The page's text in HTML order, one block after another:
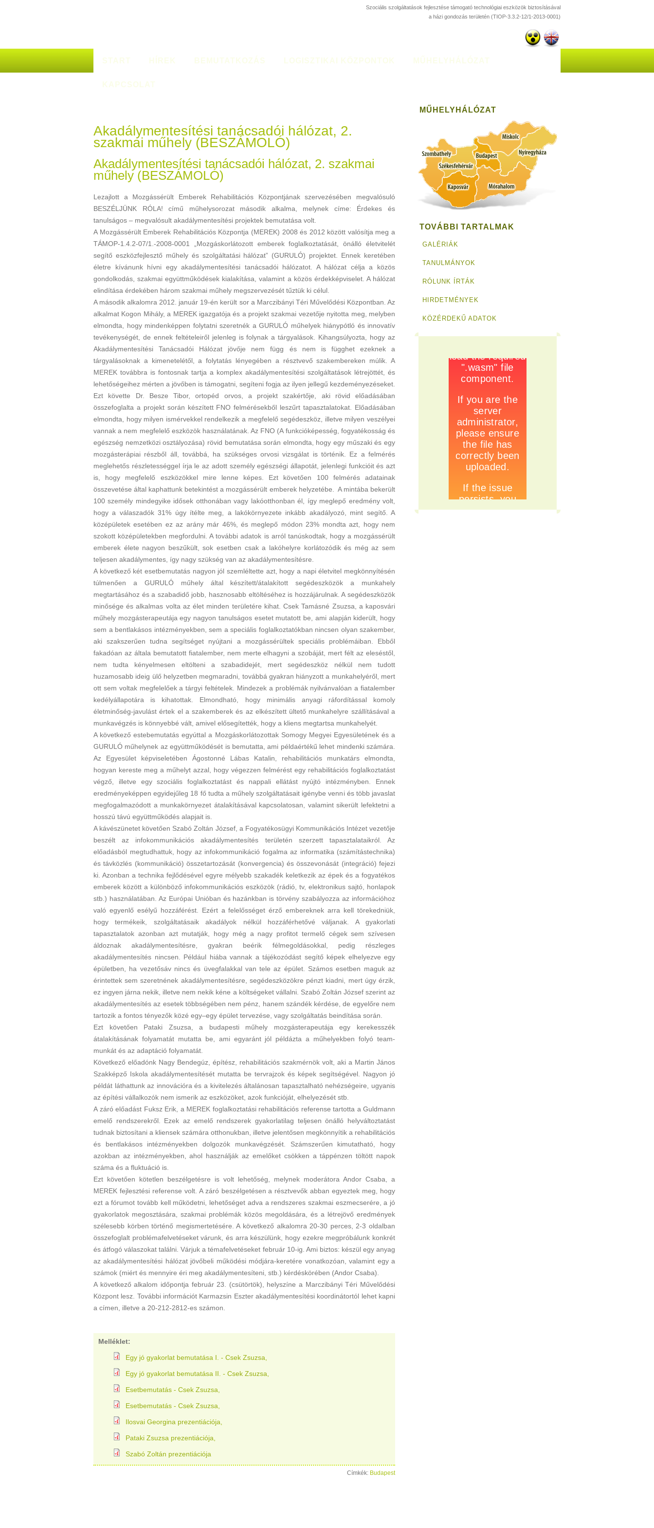
Szociális szolgáltatások fejlesztése támogató technológiai eszközök biztosításával
a házi gondozás területén (TIOP-3.3.2-12/1-2013-0001)
START HÍREK BEMUTATKOZÁS LOGISZTIKAI KÖZPONTOK MŰHELYHÁLÓZAT
KAPCSOLAT
Akadálymentesítési tanácsadói hálózat, 2.
szakmai műhely (BESZÁMOLÓ)
Akadálymentesítési tanácsadói hálózat, 2. szakmai
műhely (BESZÁMOLÓ)
Lezajlott a Mozgássérült Emberek Rehabilitációs Központjának szervezésében megvalósuló
BESZÉLJÜNK RÓLA! című műhelysorozat második alkalma, melynek címe: Érdekes és
tanulságos – megvalósult akadálymentesítési projektek bemutatása volt.
A Mozgássérült Emberek Rehabilitációs Központja (MEREK) 2008 és 2012 között valósítja meg a
TÁMOP-1.4.2-07/1.-2008-0001 „Mozgáskorlátozott emberek foglalkoztatását, önálló életvitelét
segítő eszközfejlesztő műhely és szolgáltatási hálózat” (GURULÓ) projektet. Ennek keretében
életre kívánunk hívni egy akadálymentesítési tanácsadói hálózatot. A hálózat célja a közös
gondolkodás, szakmai együttműködések kialakítása, valamint a közös érdekképviselet. A hálózat
elindítása érdekében három szakmai műhely megszervezését tűztük ki célul.
A második alkalomra 2012. január 19-én került sor a Marczibányi Téri Művelődési Központban. Az
alkalmat Kogon Mihály, a MEREK igazgatója és a projekt szakmai vezetője nyitotta meg, melyben
elmondta, hogy mindenképpen folytatni szeretnék a GURULÓ műhelyek hiánypótló és innovatív
tevékenységét, de ennek feltételeiről jelenleg is folynak a tárgyalások. Kihangsúlyozta, hogy az
Akadálymentesítési Tanácsadói Hálózat jövője nem függ és nem is függhet ezeknek a
tárgyalásoknak a kimenetelétől, a folytatás lényegében a résztvevő szakembereken múlik. A
MEREK továbbra is fontosnak tartja a komplex akadálymentesítési szolgáltatások létrejöttét, és
lehetőségeihez mérten a jövőben is támogatni, segíteni fogja az ilyen jellegű kezdeményezéseket.
Ezt követte Dr. Besze Tibor, ortopéd orvos, a projekt szakértője, aki rövid előadásában
összefoglalta a projekt során készített FNO felmérésekből leszűrt tapasztalatokat. Előadásában
elmondta, hogy milyen ismérvekkel rendelkezik a megfelelő segédeszköz, illetve milyen veszélyei
vannak a nem megfelelő eszközök használatának. Az FNO (A funkcióképesség, fogyatékosság és
egészség nemzetközi osztályozása) rövid bemutatása során elmondta, hogy egy műszaki és egy
mozgásterápiai részből áll, továbbá, ha szükséges orvosi vizsgálat is történik. Ez a felmérés
meglehetős részletességgel írja le az adott személy egészségi állapotát, jelenlegi funkcióit és azt
is, hogy megfelelő eszközökkel mire lenne képes. Ezt követően 100 felmérés adatainak
összevetése által kaphattunk betekintést a mozgássérült emberek helyzetébe. A mintába bekerült
100 személy mindegyike idősek otthonában vagy lakóotthonban él, így meglepő eredmény volt,
hogy a válaszadók 31% úgy ítélte meg, a lakókörnyezete inkább akadályozó, mint segítő. A
középületek esetében ez az arány már 46%, és meglepő módon 23% mondta azt, hogy nem
szokott középületekben megfordulni. A további adatok is arról tanúskodtak, hogy a mozgássérült
emberek élete nagyon beszűkült, sok esetben csak a lakóhelyre korlátozódik és még az sem
teljesen akadálymentes, így nagy szükség van az akadálymentesítésre.
A következő két esetbemutatás nagyon jól szemléltette azt, hogy a napi életvitel megkönnyítésén
túlmenően a GURULÓ műhely által készített/átalakított segédeszközök a munkahely
megtartásához és a szabadidő jobb, hasznosabb eltöltéséhez is hozzájárulnak. A segédeszközök
minősége és alkalmas volta az élet minden területére kihat. Csek Tamásné Zsuzsa, a kaposvári
műhely mozgásterapeutája egy nagyon tanulságos esetet mutatott be, ami alapján kiderült, hogy
sem a bentlakásos intézményekben, sem a speciális foglalkoztatókban nincsen olyan szakember,
aki szakszerűen tudna segítséget nyújtani a mozgássérültek speciális problémáiban. Ebből
fakadóan az általa bemutatott fiatalember, nem merte elhagyni a szobáját, mert félt az eleséstől,
nem tudta kényelmesen eltölteni a szabadidejét, mert segédeszköz nélkül nem tudott
huzamosabb ideig ülő helyzetben megmaradni, továbbá gyakran hiányzott a munkahelyéről, mert
ott sem voltak megfelelőek a tárgyi feltételek. Mindezek a problémák nyilvánvalóan a fiatalember
kedélyállapotára is kihatottak. Elmondható, hogy minimális anyagi ráfordítással komoly
életminőség-javulást értek el a szakemberek és az elkészített ültető munkahelyre szállításával a
munkavégzés is könnyebbé vált, amivel elősegítették, hogy a kliens megtartsa munkahelyét.
A következő estebemutatás egyúttal a Mozgáskorlátozottak Somogy Megyei Egyesületének és a
GURULÓ műhelynek az együttműködését is bemutatta, ami példaértékű lehet mindenki számára.
Az Egyesület képviseletében Ágostonné Lábas Katalin, rehabilitációs munkatárs elmondta,
hogyan kereste meg a műhelyt azzal, hogy végezzen felmérést egy rehabilitációs foglalkoztatást
végző, illetve egy szociális foglalkoztatást és nappali ellátást nyújtó intézményben. Ennek
eredményeképpen egyidejűleg 18 fő tudta a műhely szolgáltatásait igénybe venni és több javaslat
megfogalmazódott a munkakörnyezet átalakításával kapcsolatosan, valamint sikerült lefektetni a
hosszú távú együttműködés alapjait is.
A kávészünetet követően Szabó Zoltán József, a Fogyatékosügyi Kommunikációs Intézet vezetője
beszélt az infokommunikációs akadálymentesítés területén szerzett tapasztalataikról. Az
előadásból megtudhattuk, hogy az infokommunikáció fogalma az informatika (számítástechnika)
és távközlés (kommunikáció) összetartozását (konvergencia) és összevonását (integráció) fejezi
ki. Azonban a technika fejlődésével egyre mélyebb szakadék keletkezik az épek és a fogyatékos
emberek között a különböző infokommunikációs eszközök (rádió, tv, elektronikus sajtó, honlapok
stb.) használatában. Az Európai Unióban és hazánkban is törvény szabályozza az információhoz
való egyenlő esélyű hozzáférést. Ezért a felelősséget érző embereknek arra kell törekedniük,
hogy termékeik, szolgáltatásaik akadályok nélkül hozzáférhetővé váljanak. A gyakorlati
tapasztalatok azonban azt mutatják, hogy még a nagy profitot termelő cégek sem szívesen
áldoznak akadálymentesítésre, gyakran beérik félmegoldásokkal, pedig részleges
akadálymentesítés nincsen. Például hiába vannak a tájékozódást segítő képek elhelyezve egy
épületben, ha vezetősáv nincs és üvegfalakkal van tele az épület. Számos esetben maguk az
érintettek sem szeretnének akadálymentesítésre, segédeszközökre pénzt kiadni, mert úgy érzik,
ez ingyen járna nekik, illetve nem nekik kéne a költségeket vállalni. Szabó Zoltán József szerint az
akadálymentesítés az esetek többségében nem pénz, hanem szándék kérdése, de egyelőre nem
tartozik a fontos tényezők közé egy–egy épület tervezése, vagy szolgáltatás beindítása során.
Ezt követően Pataki Zsuzsa, a budapesti műhely mozgásterapeutája egy kerekesszék
átalakításának folyamatát mutatta be, ami egyaránt jól példázta a műhelyekben folyó team-
munkát és az adaptáció folyamatát.
Következő előadónk Nagy Bendegúz, építész, rehabilitációs szakmérnök volt, aki a Martin János
Szakképző Iskola akadálymentesítését mutatta be tervrajzok és képek segítségével. Nagyon jó
példát láthattunk az innovációra és a kivitelezés általánosan tapasztalható nehézségeire, ugyanis
az építési vállalkozók nem ismerik az eszközöket, azok funkcióját, elhelyezését stb.
A záró előadást Fuksz Erik, a MEREK foglalkoztatási rehabilitációs referense tartotta a Guldmann
emelő rendszerekről. Ezek az emelő rendszerek gyakorlatilag teljesen önálló helyváltoztatást
tudnak biztosítani a kliensek számára otthonukban, illetve jelentősen megkönnyítik a rehabilitációs
és bentlakásos intézményekben dolgozók munkavégzését. Számszerűen kimutatható, hogy
azokban az intézményekben, ahol használják az emelőket csökken a táppénzen töltött napok
száma és a fluktuáció is.
Ezt követően kötetlen beszélgetésre is volt lehetőség, melynek moderátora Andor Csaba, a
MEREK fejlesztési referense volt. A záró beszélgetésen a résztvevők abban egyeztek meg, hogy
ezt a fórumot tovább kell működetni, lehetőséget adva a rendszeres szakmai eszmecserére, a jó
gyakorlatok megosztására, szakmai problémák közös megoldására, és a létrejövő eredmények
szélesebb körben történő megismertetésére. A következő alkalomra 20-30 perces, 2-3 oldalban
összefoglalt problémafelvetéseket várunk, és arra készülünk, hogy ezekre megpróbálunk konkrét
és átfogó válaszokat találni. Várjuk a témafelvetéseket február 10-ig. Ami biztos: készül egy anyag
az akadálymentesítési hálózat jövőbeli működési módjára-keretére vonatkozóan, valamint egy a
számok (miért és mennyire éri meg akadálymentesíteni, stb.) kérdéskörében (Andor Csaba).
A következő alkalom időpontja február 23. (csütörtök), helyszíne a Marczibányi Téri Művelődési
Központ lesz. További információt Karmazsin Eszter akadálymentesítési koordinátortól lehet kapni
a címen, illetve a 20-212-2812-es számon.
Melléklet:
Egy jó gyakorlat bemutatása I. - Csek Zsuzsa
Egy jó gyakorlat bemutatása II. - Csek Zsuzsa
Esetbemutatás - Csek Zsuzsa
Esetbemutatás - Csek Zsuzsa
Ilosvai Georgina prezentiációja
Pataki Zsuzsa prezentiációja
Szabó Zoltán prezentiációja
Címkék: Budapest
MŰHELYHÁLÓZAT
TOVÁBBI TARTALMAK
GALÉRIÁK
TANULMÁNYOK
RÓLUNK ÍRTÁK
HIRDETMÉNYEK
KÖZÉRDEKŰ ADATOK